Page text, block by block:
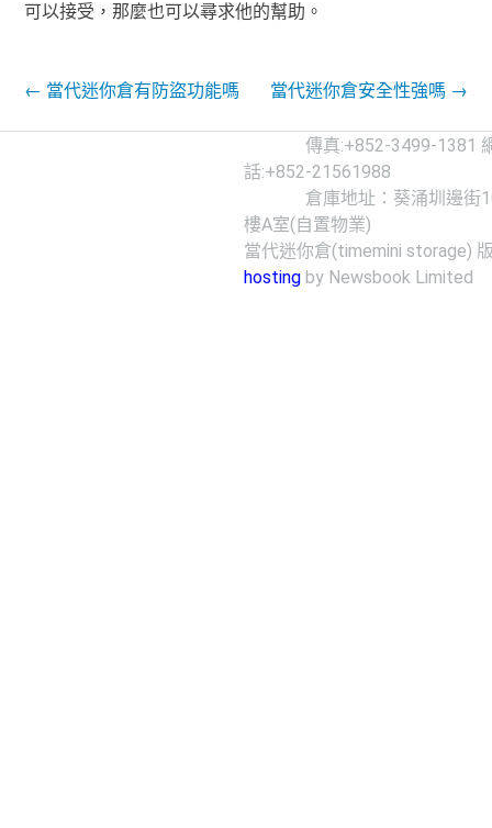
可以接受，那麼也可以尋求他的幫助。
Post navigation
← 當代迷你倉有防盜功能嗎 當代迷你倉安全性強嗎 →
傳真:+852-3499-1381
話:+852-21561988
倉庫地址：葵涌圳邊街
樓A室(自置物業)
當代迷你倉(timemini storage)
hosting by Newsbook Limited